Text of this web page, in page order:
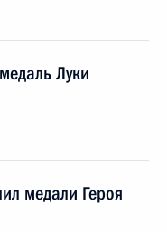
Луки
медали Героя